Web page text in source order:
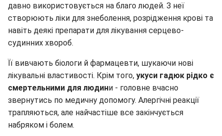
давно використовується на благо людей. З неї
створюють ліки для знеболення, розрідження крові та
навіть деякі препарати для лікування серцево-
судинних хвороб.
Її вивчають біологи й фармацевти, шукаючи нові
лікувальні властивості. Крім того, укуси гадюк рідко є
смертельними для людини - головне вчасно
звернутись по медичну допомогу. Алергічні реакції
трапляються, але найчастіше все закінчується
набряком і болем.